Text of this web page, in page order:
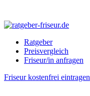
Ratgeber
Preisvergleich
Friseur/in anfragen
Friseur kostenfrei eintragen